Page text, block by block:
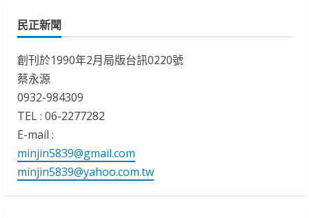
民正新聞
創刊於1990年2月局版台訊0220號
蔡永源
0932-984309
TEL : 06-2277282
E-mail :
minjin5839@gmail.com
minjin5839@yahoo.com.tw